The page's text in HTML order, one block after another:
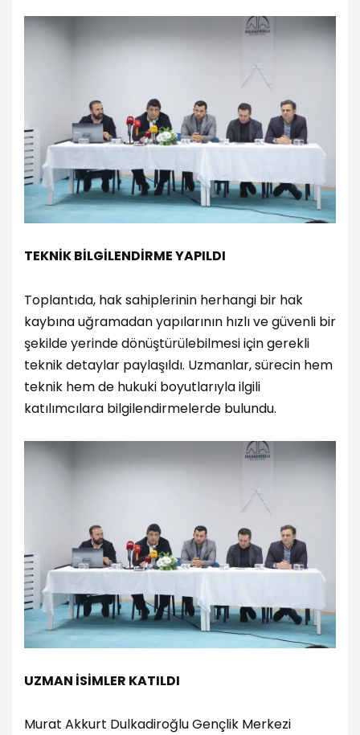
TEKNİK BİLGİLENDİRME YAPILDI
Toplantıda, hak sahiplerinin herhangi bir hak
kaybına uğramadan yapılarının hızlı ve güvenli bir
şekilde yerinde dönüştürülebilmesi için gerekli
teknik detaylar paylaşıldı. Uzmanlar, sürecin hem
teknik hem de hukuki boyutlarıyla ilgili
katılımcılara bilgilendirmelerde bulundu.
UZMAN İSİMLER KATILDI
Murat Akkurt Dulkadiroğlu Gençlik Merkezi